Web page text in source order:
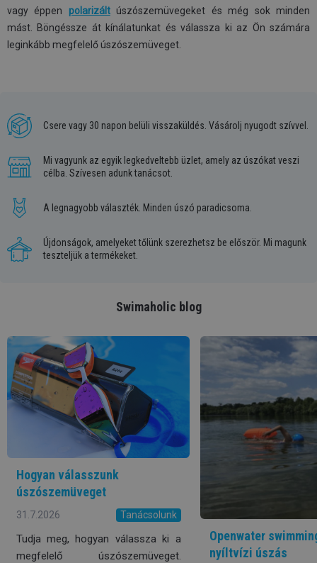
vagy éppen polarizáltúszószemüvegeket és még sok minden
mást. Böngéssze át kínálatunkat és válassza ki az Ön számára
leginkább megfelelő úszószemüveget.
Csere vagy 30 napon belüli visszaküldés. Vásárolj nyugodt szívvel.
Mi vagyunk az egyik legkedveltebb üzlet, amely az úszókat veszi
célba. Szívesen adunk tanácsot.
A legnagyobb választék. Minden úszó paradicsoma.
Újdonságok, amelyeket tőlünk szerezhetsz be először. Mi magunk
teszteljük a termékeket.
Swimaholic blog
Hogyan válasszunk
úszószemüveget
31.7.2026 Tanácsolunk
Tudja meg, hogyan válassza ki a
megfelelő úszószemüveget.
Openwater
nyíltvízi úszás